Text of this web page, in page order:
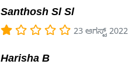
Santhosh Sl Sl
23 ಆಗಸ್ಟ್ 2022
Harisha B